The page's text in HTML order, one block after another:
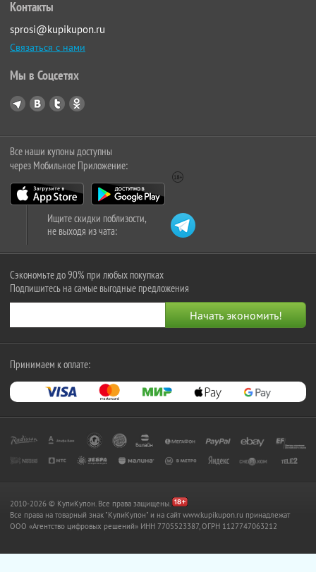
Контакты
sprosi@kupikupon.ru
Связаться с нами
Мы в Соцсетях
Все наши купоны доступны
через Мобильное Приложение:
Ищите скидки поблизости,
не выходя из чата:
Сэкономьте до 90% при любых покупках
Подпишитесь на самые выгодные предложения
Принимаем к оплате:
2010-2026 © КупиКупон. Все права защищены.
Все права на товарный знак "КупиКупон" и на сайт www.kupikupon.ru принадлежат
OOO «Агентство цифровых решений» ИНН 7705523387, ОГРН 1127747063212